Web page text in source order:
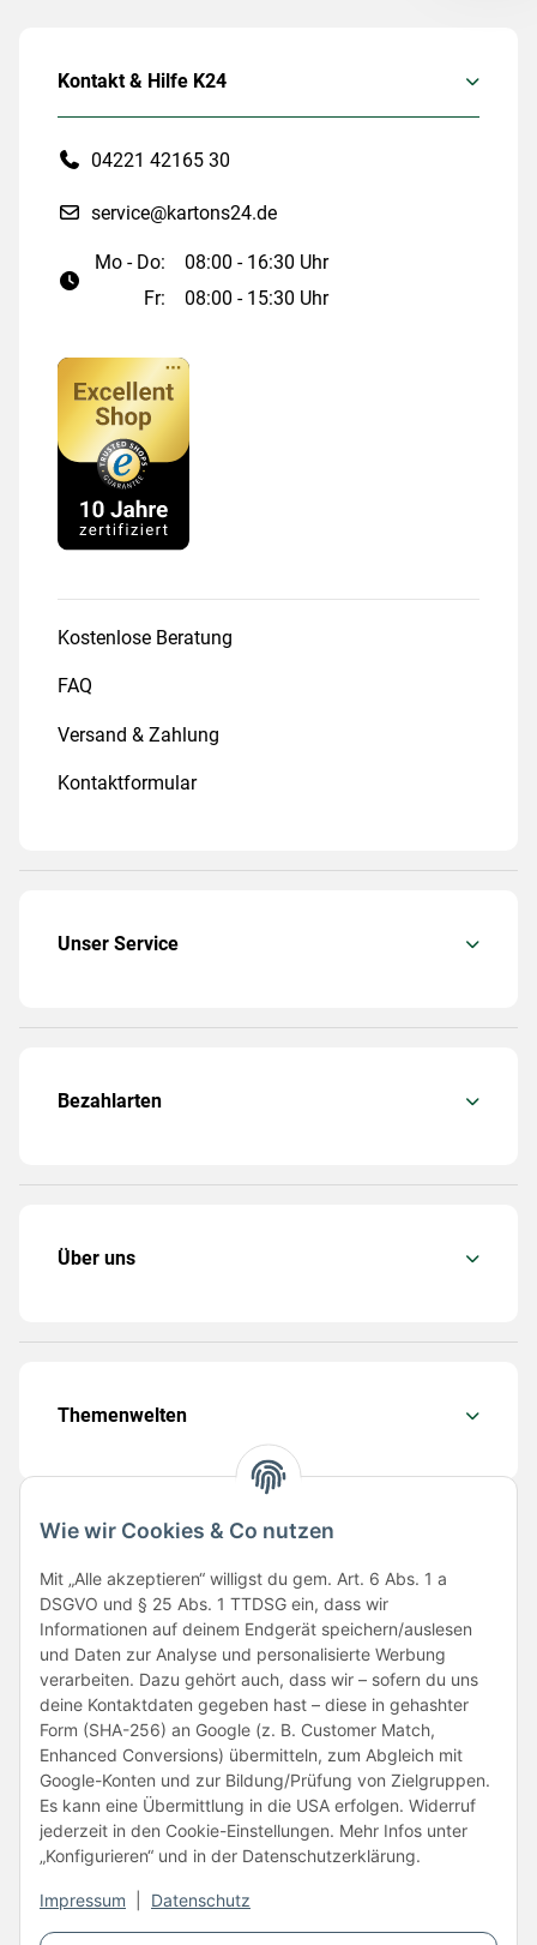
Wie wir Cookies & Co nutzen
Mit „Alle akzeptieren“ willigst du gem. Art. 6 Abs. 1 a
DSGVO und § 25 Abs. 1 TTDSG ein, dass wir
Informationen auf deinem Endgerät speichern/auslesen
und Daten zur Analyse und personalisierte Werbung
verarbeiten. Dazu gehört auch, dass wir – sofern du uns
deine Kontaktdaten gegeben hast – diese in gehashter
Form (SHA-256) an Google (z. B. Customer Match,
Enhanced Conversions) übermitteln, zum Abgleich mit
Google-Konten und zur Bildung/Prüfung von Zielgruppen.
Es kann eine Übermittlung in die USA erfolgen. Widerruf
jederzeit in den Cookie-Einstellungen. Mehr Infos unter
„Konfigurieren“ und in der Datenschutzerklärung.
Impressum Datenschutz
Kontakt & Hilfe K24
04221 42165 30
service@kartons24.de
Mo - Do:
08:00 - 16:30 Uhr
Fr:
08:00 - 15:30 Uhr
Kostenlose Beratung
FAQ
Versand & Zahlung
Kontaktformular
Unser Service
Bezahlarten
Über uns
Themenwelten
Folge uns
Unsere Partner
Vertrag widerrufen